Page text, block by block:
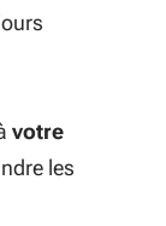
votre
les